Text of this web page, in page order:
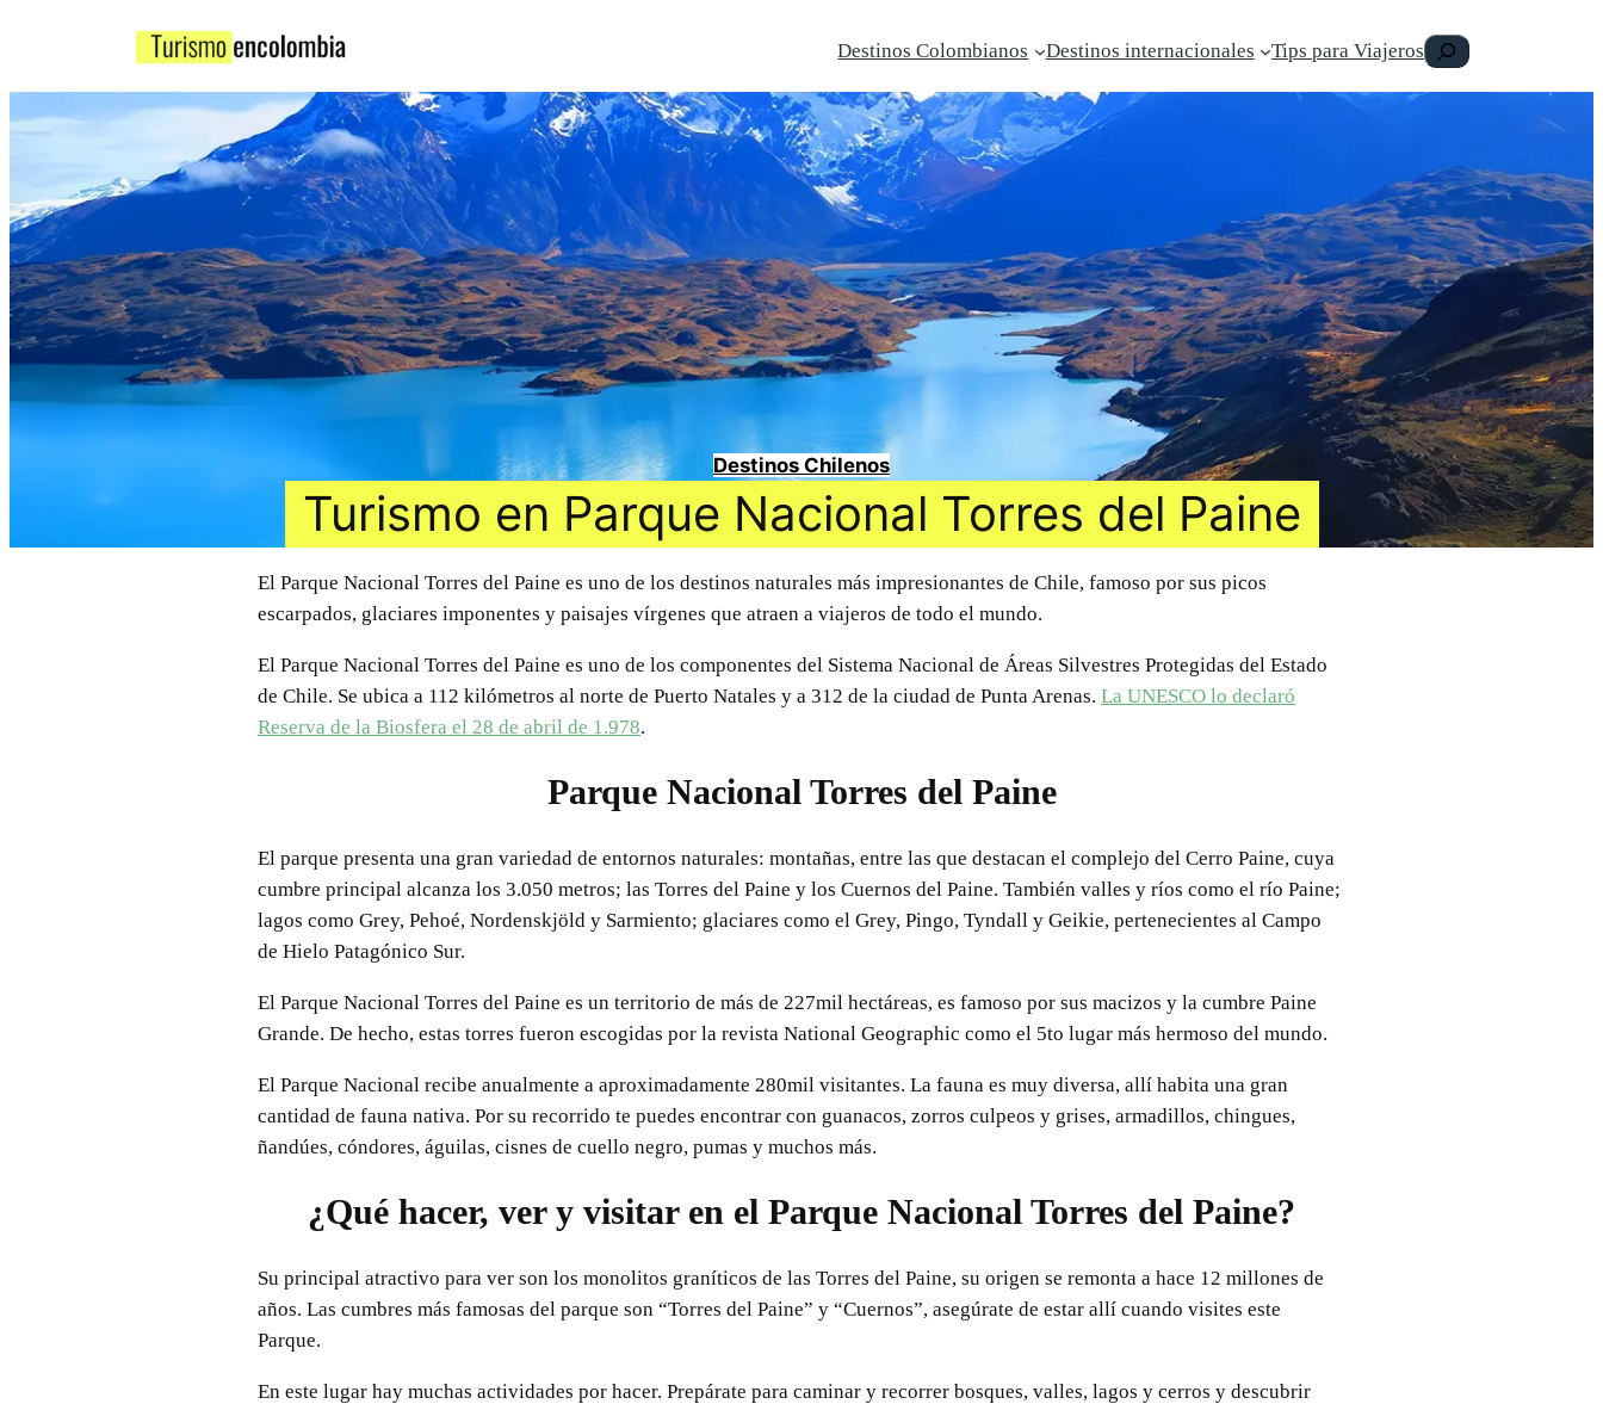
Destinos Colombianos Destinos internacionales Tips para ViajerosBuscar
Destinos Chilenos
Turismo en Parque Nacional Torres del Paine
El Parque Nacional Torres del Paine es uno de los destinos naturales más impresionantes de Chile, famoso por sus picos
escarpados, glaciares imponentes y paisajes vírgenes que atraen a viajeros de todo el mundo.
El Parque Nacional Torres del Paine es uno de los componentes del Sistema Nacional de Áreas Silvestres Protegidas del Estado
de Chile. Se ubica a 112 kilómetros al norte de Puerto Natales y a 312 de la ciudad de Punta Arenas. La UNESCO lo declaró
Reserva de la Biosfera el 28 de abril de 1.978.
Parque Nacional Torres del Paine
El parque presenta una gran variedad de entornos naturales: montañas, entre las que destacan el complejo del Cerro Paine, cuya
cumbre principal alcanza los 3.050 metros; las Torres del Paine y los Cuernos del Paine. También valles y ríos como el río Paine;
lagos como Grey, Pehoé, Nordenskjöld y Sarmiento; glaciares como el Grey, Pingo, Tyndall y Geikie, pertenecientes al Campo
de Hielo Patagónico Sur.
El Parque Nacional Torres del Paine es un territorio de más de 227mil hectáreas, es famoso por sus macizos y la cumbre Paine
Grande. De hecho, estas torres fueron escogidas por la revista National Geographic como el 5to lugar más hermoso del mundo.
El Parque Nacional recibe anualmente a aproximadamente 280mil visitantes. La fauna es muy diversa, allí habita una gran
cantidad de fauna nativa. Por su recorrido te puedes encontrar con guanacos, zorros culpeos y grises, armadillos, chingues,
ñandúes, cóndores, águilas, cisnes de cuello negro, pumas y muchos más.
¿Qué hacer, ver y visitar en el Parque Nacional Torres del Paine?
Su principal atractivo para ver son los monolitos graníticos de las Torres del Paine, su origen se remonta a hace 12 millones de
años. Las cumbres más famosas del parque son “Torres del Paine” y “Cuernos”, asegúrate de estar allí cuando visites este
Parque.
En este lugar hay muchas actividades por hacer. Prepárate para caminar y recorrer bosques, valles, lagos y cerros y descubrir